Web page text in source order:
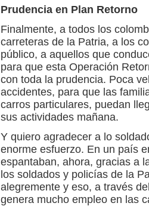
Prudencia en Plan Retorno
Finalmente, a todos los
carreteras de la Patria, a los
público, a aquellos que
para que esta Operación
con toda la prudencia. Poca
accidentes, para que las
carros particulares, puedan
sus actividades mañana.
Y quiero agradecer a lo
enorme esfuerzo. En un país
espantaban, ahora, gracias a
los soldados y policías de la
alegremente y eso, a través
genera mucho empleo en las